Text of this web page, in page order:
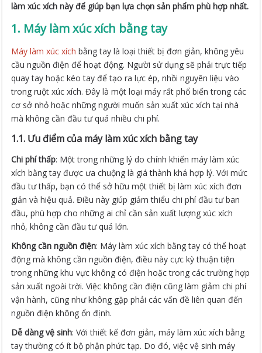
làm xúc xích này để giúp bạn lựa chọn sản phẩm phù hợp nhất.
1. Máy làm xúc xích bằng tay
Máy làm xúc xích bằng tay là loại thiết bị đơn giản, không yêu
cầu nguồn điện để hoạt động. Người sử dụng sẽ phải trực tiếp
quay tay hoặc kéo tay để tạo ra lực ép, nhồi nguyên liệu vào
trong ruột xúc xích. Đây là một loại máy rất phổ biến trong các
cơ sở nhỏ hoặc những người muốn sản xuất xúc xích tại nhà
mà không cần đầu tư quá nhiều chi phí.
1.1. Ưu điểm của máy làm xúc xích bằng tay
Chi phí thấp: Một trong những lý do chính khiến máy làm xúc
xích bằng tay được ưa chuộng là giá thành khá hợp lý. Với mức
đầu tư thấp, bạn có thể sở hữu một thiết bị làm xúc xích đơn
giản và hiệu quả. Điều này giúp giảm thiểu chi phí đầu tư ban
đầu, phù hợp cho những ai chỉ cần sản xuất lượng xúc xích
nhỏ, không cần đầu tư quá lớn.
Không cần nguồn điện: Máy làm xúc xích bằng tay có thể hoạt
động mà không cần nguồn điện, điều này cực kỳ thuận tiện
trong những khu vực không có điện hoặc trong các trường hợp
sản xuất ngoài trời. Việc không cần điện cũng làm giảm chi phí
vận hành, cũng như không gặp phải các vấn đề liên quan đến
nguồn điện không ổn định.
Dễ dàng vệ sinh: Với thiết kế đơn giản, máy làm xúc xích bằng
tay thường có ít bộ phận phức tạp. Do đó, việc vệ sinh máy